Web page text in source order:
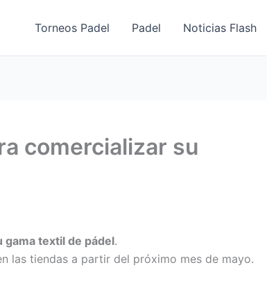
Torneos Padel Padel Noticias Flash
comercializar su
gama textil de pádel.
las tiendas a partir del próximo mes de mayo.